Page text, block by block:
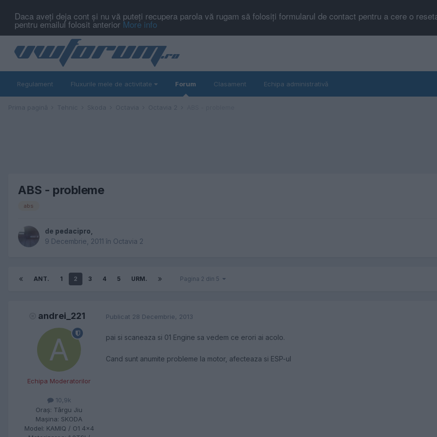
Daca aveți deja cont și nu vă puteți recupera parola vă rugam să folosiți formularul de contact pentru a cere o
pentru emailul folosit anterior More info
Regulament Fluxurile mele de activitate Forum Clasament Echipa administrativă
ABS - probleme
abs
de pedacipro
9 Decembrie, 2011 în Octavia 2
ANT. 1 2 3 4 5 URM. Pagina 2 din 5
andrei_221
Echipa Moderatorilor
10,9k
Oraş: Târgu Jiu
Maşina: SKODA
Model: KAMIQ / O1 4x4
Publicat 28 Decembrie, 2013
pai si scaneaza si 01 Engine sa vedem ce erori ai acolo.
Cand sunt anumite probleme la motor, afecteaza si ESP-ul